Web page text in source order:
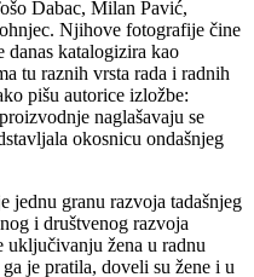
Dabac, Milan Pavić,
Njihove fotografije čine
danas katalogizira kao
tu raznih vrsta rada i radnih
pišu autorice izložbe:
naglašavaju se
okosnicu ondašnjeg
jednu granu razvoja tadašnjeg
i društvenog razvoja
uključivanju žena u radnu
je pratila, doveli su žene i u